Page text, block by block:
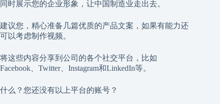
同时展示您的企业形象，让中国制造业走出去。
建议您，精心准备几篇优质的产品文案，如果有能力还
可以考虑制作视频。
将这些内容分享到公司的各个社交平台，比如
Facebook、Twitter、Instagram和LinkedIn等。
什么？您还没有以上平台的账号？